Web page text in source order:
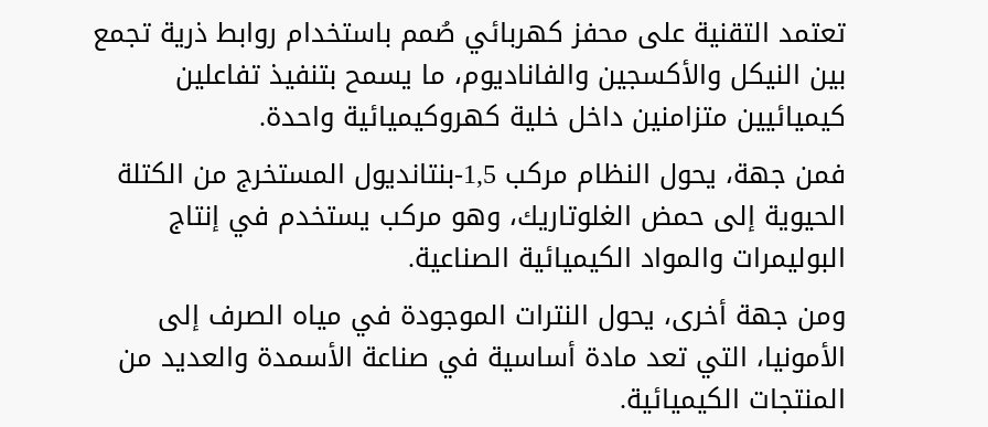
تعتمد التقنية على محفز كهربائي صُمم باستخدام روابط ذرية تجمع
بين النيكل والأكسجين والفاناديوم، ما يسمح بتنفيذ تفاعلين
كيميائيين متزامنين داخل خلية كهروكيميائية واحدة.
فمن جهة، يحول النظام مركب 1,5-بنتانديول المستخرج من الكتلة
الحيوية إلى حمض الغلوتاريك، وهو مركب يستخدم في إنتاج
البوليمرات والمواد الكيميائية الصناعية.
ومن جهة أخرى، يحول النترات الموجودة في مياه الصرف إلى
الأمونيا، التي تعد مادة أساسية في صناعة الأسمدة والعديد من
المنتجات الكيميائية.